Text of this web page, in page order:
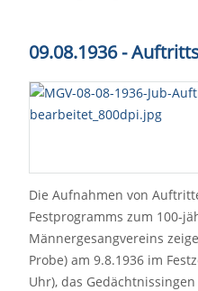
09.08.1936 -
Die Aufnahmen von
Festprogramms zum 100-
Männergesangvereins
Probe) am 9.8.1936 im
Uhr), das